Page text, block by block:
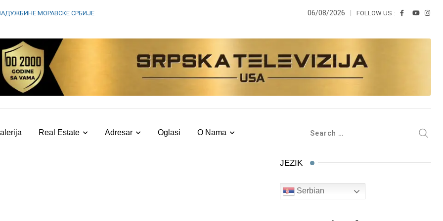
МОРАВСКЕ СРБИЈЕ 06/08/2026 FOLLOW US :
Real Estate Adresar Oglasi O Nama
JEZIK
Serbian